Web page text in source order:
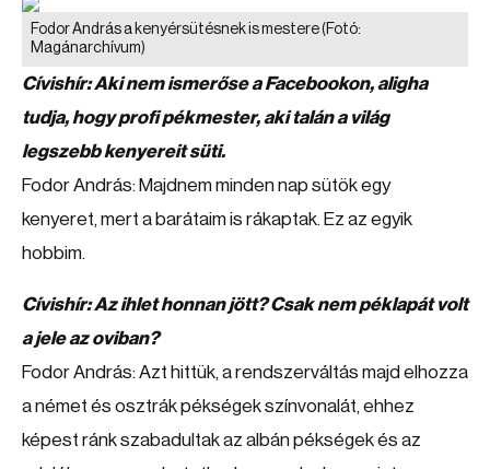
Fodor András a kenyérsütésnek is mestere(Fotó:
Magánarchívum)
Cívishír: Aki nem ismerőse a Facebookon, aligha
tudja, hogy profi pékmester, aki talán a világ
legszebb kenyereit süti.
Fodor András: Majdnem minden nap sütök egy
kenyeret, mert a barátaim is rákaptak. Ez az egyik
hobbim.
Cívishír: Az ihlet honnan jött? Csak nem péklapát volt
a jele az oviban?
Fodor András: Azt hittük, a rendszerváltás majd elhozza
a német és osztrák pékségek színvonalát, ehhez
képest ránk szabadultak az albán pékségek és az